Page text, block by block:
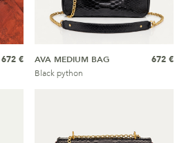
672 €
AVA MEDIUM BAG
Black python
672 €